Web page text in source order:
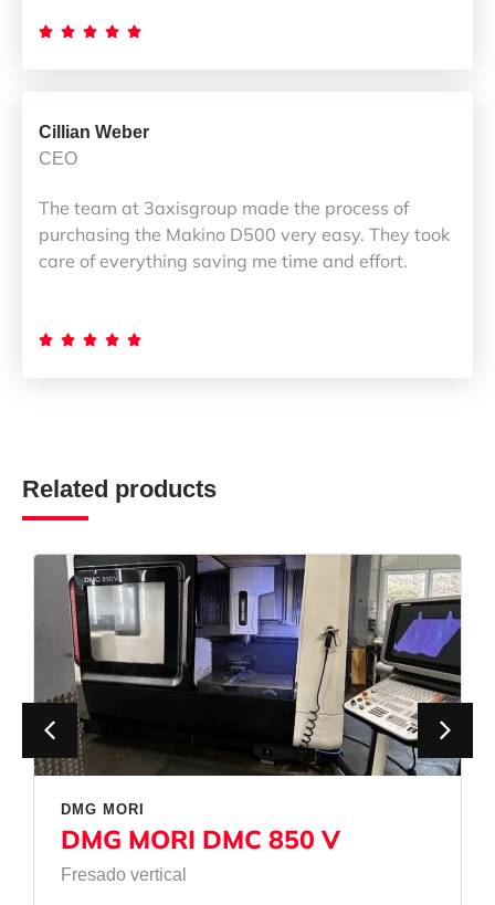
    
Cillian Weber
CEO
The team at 3axisgroup made the process of
purchasing the Makino D500 very easy. They took
care of everything saving me time and effort.
    
Related products
DMG MORI
DMG MORI DMC 850 V
Fresado vertical